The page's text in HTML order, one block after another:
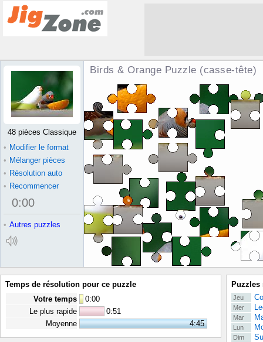
Birds & Orange Puzzle (casse-tête)
48 pièces Classique
• Modifier le format
• Mélanger pièces
• Résolution auto
• Recommencer
0:00
• Autres puzzles
Temps de résolution pour ce puzzle
Votre temps
0:00
Le plus rapide
0:51
Moyenne
4:45
Puzzles
Jeu
Mer
Mar
Lun
Dim